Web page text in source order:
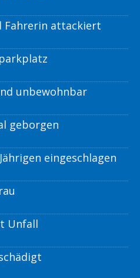
Fahrerin attackiert
unbewohnbar
geborgen
eingeschlagen
Unfall